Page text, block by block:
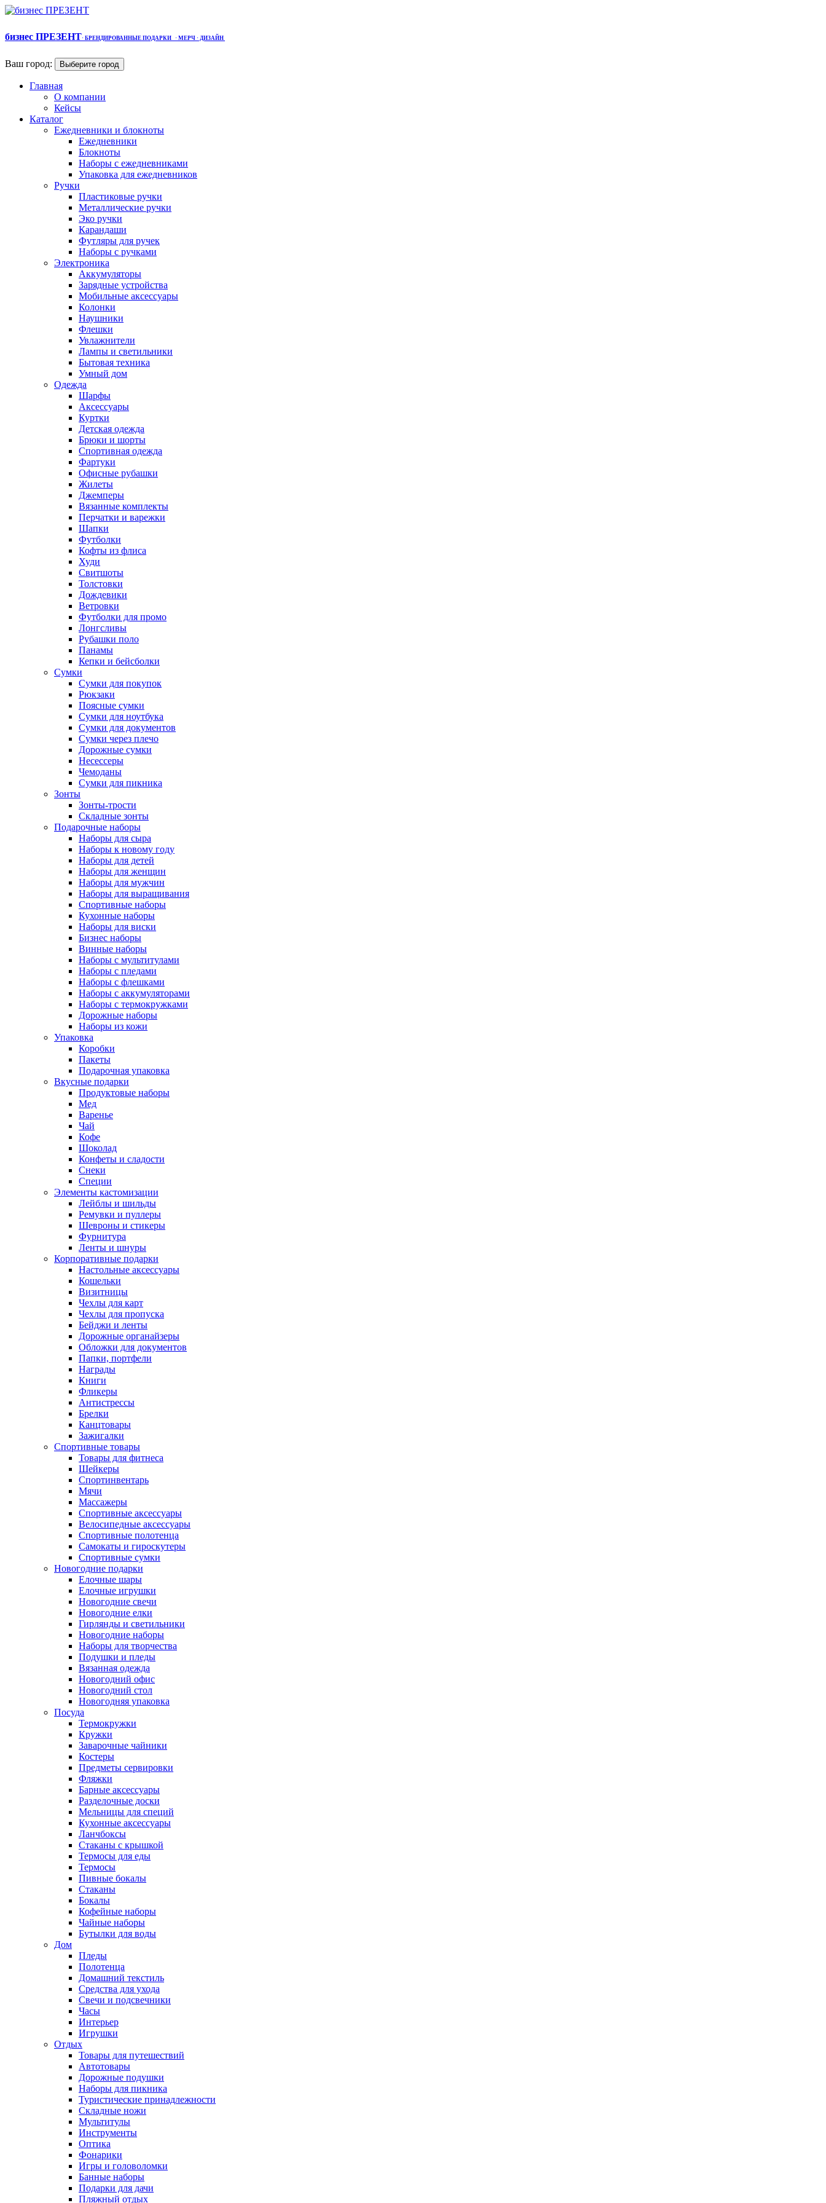
бизнес ПРЕЗЕНТ· БРЕНДИРОВАННЫЕ ПОДАРКИ · МЕРЧ · ДИЗАЙН
Ваш город: Выберите город
Главная
О компании
Кейсы
Каталог
Ежедневники и блокноты
Ежедневники
Блокноты
Наборы с ежедневниками
Упаковка для ежедневников
Ручки
Пластиковые ручки
Металлические ручки
Эко ручки
Карандаши
Футляры для ручек
Наборы с ручками
Электроника
Аккумуляторы
Зарядные устройства
Мобильные аксессуары
Колонки
Наушники
Флешки
Увлажнители
Лампы и светильники
Бытовая техника
Умный дом
Одежда
Шарфы
Аксессуары
Куртки
Детская одежда
Брюки и шорты
Спортивная одежда
Фартуки
Офисные рубашки
Жилеты
Джемперы
Вязанные комплекты
Перчатки и варежки
Шапки
Футболки
Кофты из флиса
Худи
Свитшоты
Толстовки
Дождевики
Ветровки
Футболки для промо
Лонгсливы
Рубашки поло
Панамы
Кепки и бейсболки
Сумки
Сумки для покупок
Рюкзаки
Поясные сумки
Сумки для ноутбука
Сумки для документов
Сумки через плечо
Дорожные сумки
Несессеры
Чемоданы
Сумки для пикника
Зонты
Зонты-трости
Складные зонты
Подарочные наборы
Наборы для сыра
Наборы к новому году
Наборы для детей
Наборы для женщин
Наборы для мужчин
Наборы для выращивания
Спортивные наборы
Кухонные наборы
Наборы для виски
Бизнес наборы
Винные наборы
Наборы с мультитулами
Наборы с пледами
Наборы с флешками
Наборы с аккумуляторами
Наборы с термокружками
Дорожные наборы
Наборы из кожи
Упаковка
Коробки
Пакеты
Подарочная упаковка
Вкусные подарки
Продуктовые наборы
Мед
Варенье
Чай
Кофе
Шоколад
Конфеты и сладости
Снеки
Специи
Элементы кастомизации
Лейблы и шильды
Ремувки и пуллеры
Шевроны и стикеры
Фурнитура
Ленты и шнуры
Корпоративные подарки
Настольные аксессуары
Кошельки
Визитницы
Чехлы для карт
Чехлы для пропуска
Бейджи и ленты
Дорожные органайзеры
Обложки для документов
Папки, портфели
Награды
Книги
Фликеры
Антистрессы
Брелки
Канцтовары
Зажигалки
Спортивные товары
Товары для фитнеса
Шейкеры
Спортинвентарь
Мячи
Массажеры
Спортивные аксессуары
Велосипедные аксессуары
Спортивные полотенца
Самокаты и гироскутеры
Спортивные сумки
Новогодние подарки
Елочные шары
Елочные игрушки
Новогодние свечи
Новогодние елки
Гирлянды и светильники
Новогодние наборы
Наборы для творчества
Подушки и пледы
Вязанная одежда
Новогодний офис
Новогодний стол
Новогодняя упаковка
Посуда
Термокружки
Кружки
Заварочные чайники
Костеры
Предметы сервировки
Фляжки
Барные аксессуары
Разделочные доски
Мельницы для специй
Кухонные аксессуары
Ланчбоксы
Стаканы с крышкой
Термосы для еды
Термосы
Пивные бокалы
Стаканы
Бокалы
Кофейные наборы
Чайные наборы
Бутылки для воды
Дом
Пледы
Полотенца
Домашний текстиль
Средства для ухода
Свечи и подсвечники
Часы
Интерьер
Игрушки
Отдых
Товары для путешествий
Автотовары
Дорожные подушки
Наборы для пикника
Туристические принадлежности
Складные ножи
Мультитулы
Инструменты
Оптика
Фонарики
Игры и головоломки
Банные наборы
Подарки для дачи
Пляжный отдых